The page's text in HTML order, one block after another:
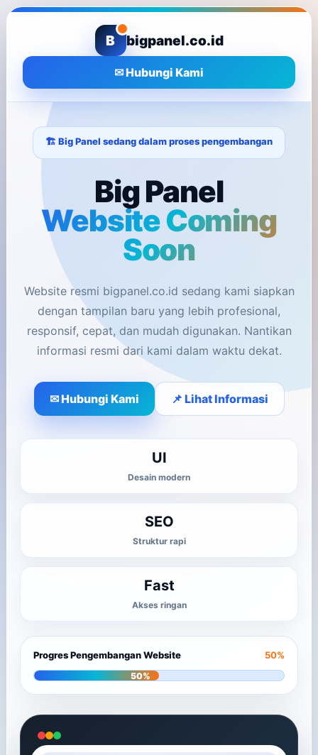
B bigpanel.co.id
✉ Hubungi Kami
🏗️ Big Panel sedang dalam proses pengembangan
Big Panel
Website Coming
Soon
Website resmi bigpanel.co.id sedang kami siapkan
dengan tampilan baru yang lebih profesional,
responsif, cepat, dan mudah digunakan. Nantikan
informasi resmi dari kami dalam waktu dekat.
✉ Hubungi Kami 📌 Lihat Informasi
UI
Desain modern
SEO
Struktur rapi
Fast
Akses ringan
Progres Pengembangan Website 50%
50%